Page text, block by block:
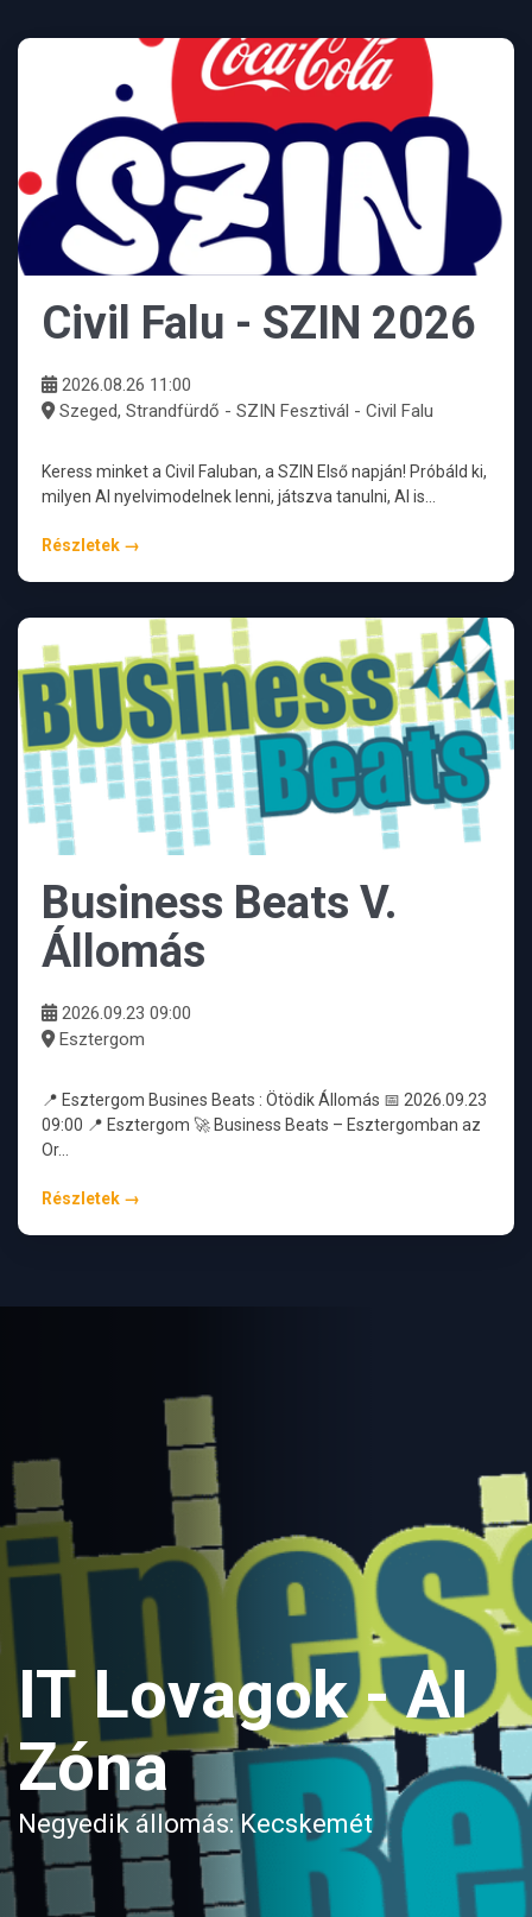
Civil Falu - SZIN 2026
2026.08.26 11:00
Szeged, Strandfürdő - SZIN Fesztivál - Civil Falu
Keress minket a Civil Faluban, a SZIN Első napján! Próbáld ki,
milyen AI nyelvimodelnek lenni, játszva tanulni, AI is…
Részletek →
Business Beats V.
Állomás
2026.09.23 09:00
Esztergom
📍 Esztergom Busines Beats : Ötödik Állomás 📅 2026.09.23
09:00 📍 Esztergom 🚀 Business Beats – Esztergomban az
Or…
Részletek →
IT Lovagok - AI
Zóna
Negyedik állomás: Kecskemét